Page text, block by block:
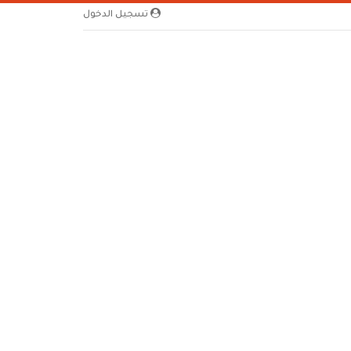
تسجيل الدخول